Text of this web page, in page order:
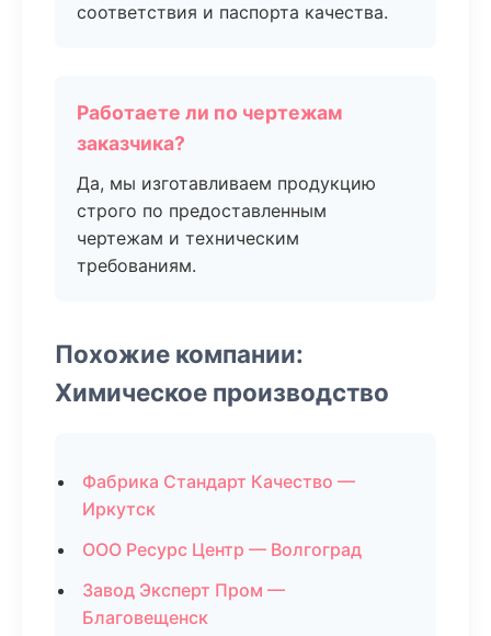
соответствия и паспорта качества.
Работаете ли по чертежам
заказчика?
Да, мы изготавливаем продукцию
строго по предоставленным
чертежам и техническим
требованиям.
Похожие компании:
Химическое производство
Фабрика Стандарт Качество —
Иркутск
ООО Ресурс Центр — Волгоград
Завод Эксперт Пром —
Благовещенск